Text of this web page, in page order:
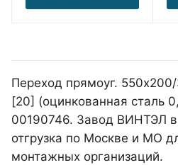
Переход прямоуг.
[20] (оцинкованная сталь
00190746. Завод ВИНТЭЛ
отгрузка по Москве и МО
монтажных организаций.